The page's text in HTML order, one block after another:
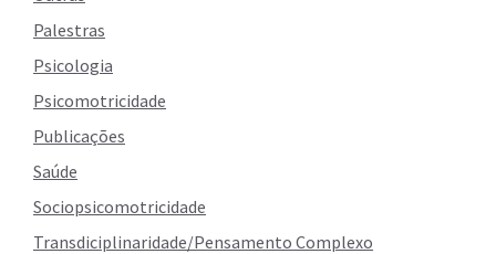
Palestras
Psicologia
Psicomotricidade
Publicações
Saúde
Sociopsicomotricidade
Transdiciplinaridade/Pensamento Complexo